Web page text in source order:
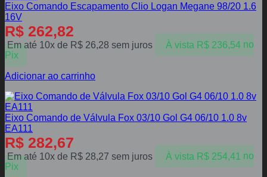
Eixo Comando Escapamento Clio Logan Megane 98/20 1.6
16V
R$ 262,82
Em até 10x de R$ 26,28 sem juros À vista R$236,54 no
Pix
Adicionar ao carrinho
Eixo Comando de Válvula Fox 03/10 Gol G4 06/10 1.0 8v
EA111
R$ 282,67
Em até 10x de R$ 28,27 sem juros À vista R$254,41 no
Pix